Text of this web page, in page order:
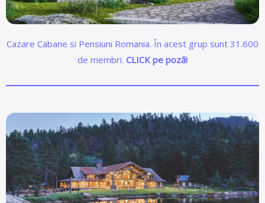
Cazare Cabane si Pensiuni Romania. În acest grup sunt 31.600
de membri. CLICK pe poză!